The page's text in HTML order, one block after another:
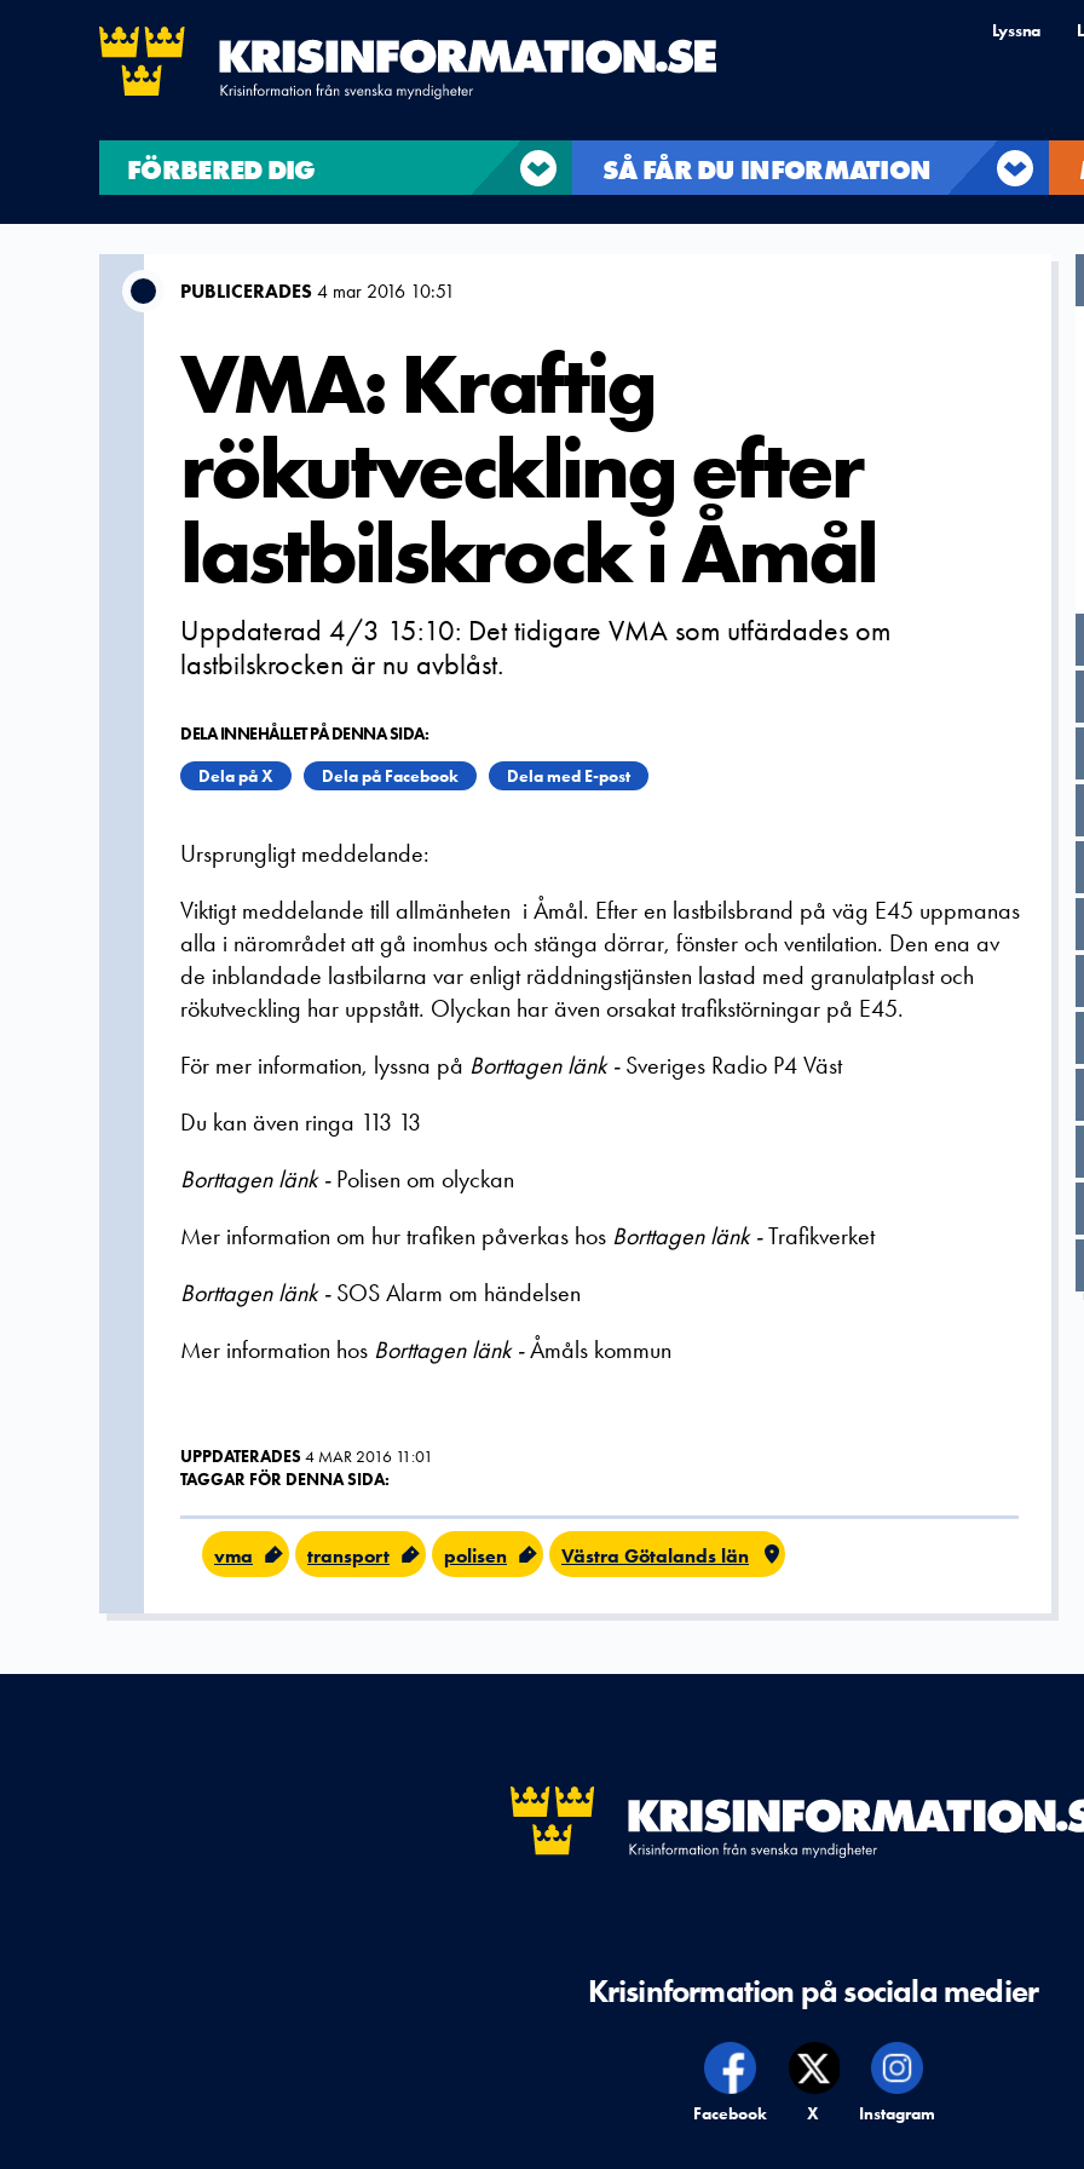
Lyssna
FÖRBERED DIG SÅ FÅR DU INFORMATION
PUBLICERADES4 mar 2016 10:51
VMA: Kraftig
rökutveckling efter
lastbilskrock i Åmål
Uppdaterad 4/3 15:10: Det tidigare VMA som utfärdades om
lastbilskrocken är nu avblåst.
DELA INNEHÅLLET PÅ DENNA SIDA:
Dela på X
Dela på Facebook Dela med E-post
Ursprungligt meddelande:
Viktigt meddelande till allmänheten i Åmål. Efter en lastbilsbrand på väg E45 uppmanas
alla i närområdet att gå inomhus och stänga dörrar, fönster och ventilation. Den ena av
de inblandade lastbilarna var enligt räddningstjänsten lastad med granulatplast och
rökutveckling har uppstått. Olyckan har även orsakat trafikstörningar på E45.
För mer information, lyssna på Borttagen länk - Sveriges Radio P4 Väst
Du kan även ringa 113 13
Borttagen länk - Polisen om olyckan
Mer information om hur trafiken påverkas hos Borttagen länk -Trafikverket
Borttagen länk - SOS Alarm om händelsen
Mer information hos Borttagen länk -Åmåls kommun
UPPDATERADES4 MAR 2016 11:01
TAGGAR FÖR DENNA SIDA:
vma transport polisen Västra Götalands län
Krisinformation på sociala medier
Krisinformation på,
Facebook Krisinformation på,
X Krisinformation på,
Instagram